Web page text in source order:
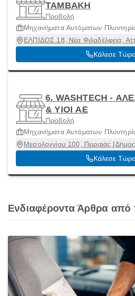
ΤΑΜΒΑΚΗ
Προβολή
Μηχανήματα Αυτόματων
ΕΛΠΙΔΟΣ 18, Νέα Φιλαδέλφεια,
Κάλεσε
6. WASHTECH -
& ΥΙΟΙ ΑΕ
Προβολή
Μηχανήματα Αυτόματων
Μεσολογγίου 100, Πειραιάς
Κάλεσε
Ενδιαφέροντα Άρθρα από